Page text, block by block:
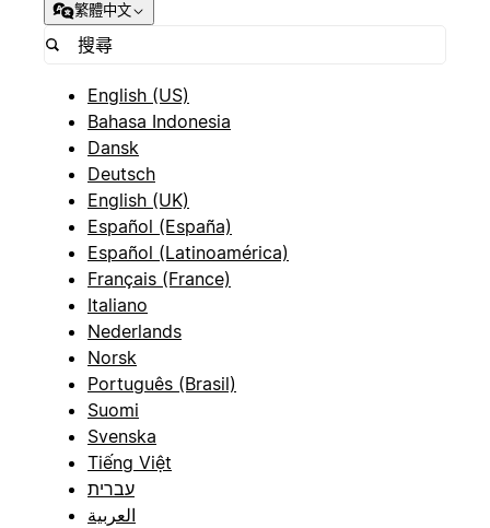
繁體中文
English (US)
Bahasa Indonesia
Dansk
Deutsch
English (UK)
Español (España)
Español (Latinoamérica)
Français (France)
Italiano
Nederlands
Norsk
Português (Brasil)
Suomi
Svenska
Tiếng Việt
עברית
العربية